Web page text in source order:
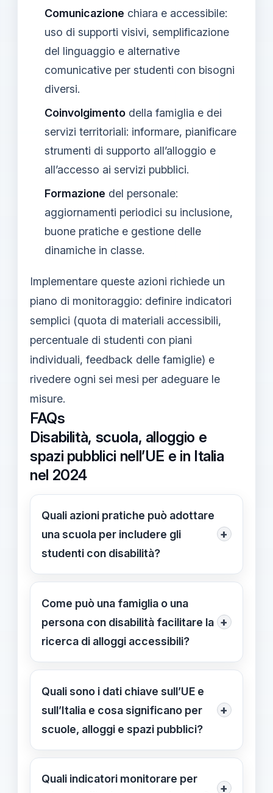
Comunicazione chiara e accessibile:
uso di supporti visivi, semplificazione
del linguaggio e alternative
comunicative per studenti con bisogni
diversi.
Coinvolgimento della famiglia e dei
servizi territoriali: informare, pianificare
strumenti di supporto all’alloggio e
all’accesso ai servizi pubblici.
Formazione del personale:
aggiornamenti periodici su inclusione,
buone pratiche e gestione delle
dinamiche in classe.
Implementare queste azioni richiede un
piano di monitoraggio: definire indicatori
semplici (quota di materiali accessibili,
percentuale di studenti con piani
individuali, feedback delle famiglie) e
rivedere ogni sei mesi per adeguare le
misure.
FAQs
Disabilità, scuola, alloggio e
spazi pubblici nell’UE e in Italia
nel 2024
Quali azioni pratiche può adottare
una scuola per includere gli
studenti con disabilità?
+
Mettere in pratica un piano di
accessibilità che verifichi edifici,
strumenti digitali e materiali didattici.
Applicare strategie didattiche
comunicazione chiara e coinvolgere
famiglie e servizi territoriali nel
processo di supporto.
Come può una famiglia o una
persona con disabilità facilitare la
ricerca di alloggi accessibili?
+
Fornire informazioni chiare su alloggi
accessibili e servizi locali. Richiedere
supporto agli sportelli territoriali e ai
servizi sociali per orientamento e
per strumenti di supporto all’alloggio
e all’accesso ai servizi pubblici.
Quali sono i dati chiave sull’UE e
sull’Italia e cosa significano per
scuole, alloggi e spazi pubblici?
+
In UE la discriminazione percepita tra
persone con disabilità è circa il
Quali indicatori monitorare per
+